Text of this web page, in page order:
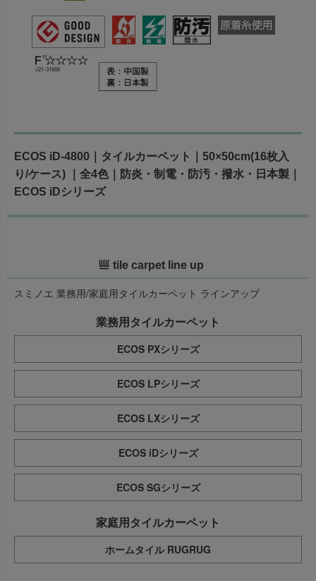
J21-31666
ECOS iD-4800｜タイルカーペット｜50×50cm(16枚入
り/ケース) ｜全4色｜防炎・制電・防汚・撥水・日本製｜
ECOS iDシリーズ
tile carpet line up
スミノエ 業務用/家庭用タイルカーペット ラインアップ
業務用タイルカーペット
ECOS PXシリーズ
ECOS LPシリーズ
ECOS LXシリーズ
ECOS iDシリーズ
ECOS SGシリーズ
家庭用タイルカーペット
ホームタイル RUGRUG